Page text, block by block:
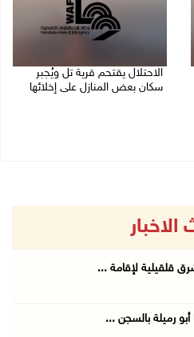
الاحتلال يقتحم قرية تل ويُجبر
سكان بعض المنازل على إخلائها
قلقيلية لإقامة ...
رميلة بالسجن ...